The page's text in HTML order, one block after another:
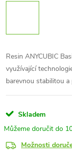
Resin ANYCUBIC
využívající
barevnou stabilitou a
Skladem
Možnosti